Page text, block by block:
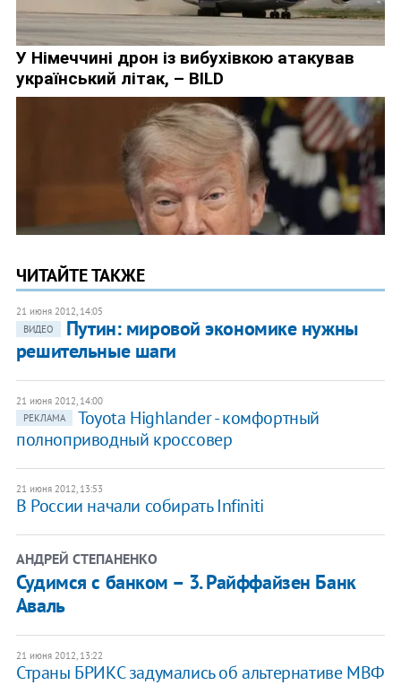
ЧИТАЙТЕ ТАКЖЕ
21 июня 2012, 14:05
ВИДЕО
Путин: мировой экономике нужны
решительные шаги
21 июня 2012, 14:00
РЕКЛАМА
Toyota Highlander - комфортный
полноприводный кроссовер
21 июня 2012, 13:53
В России начали собирать Infiniti
АНДРЕЙ СТЕПАНЕНКО
Судимся с банком – 3. Райффайзен Банк
Аваль
21 июня 2012, 13:22
Страны БРИКС задумались об альтернативе МВФ